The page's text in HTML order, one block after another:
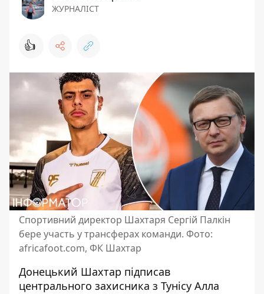
ЖУРНАЛІСТ
👍
Спортивний директор Шахтаря Сергій Палкін
бере участь у трансферах команди. Фото:
africafoot.com, ФК Шахтар
Донецький Шахтар підписав
центрального захисника з Тунісу Алла